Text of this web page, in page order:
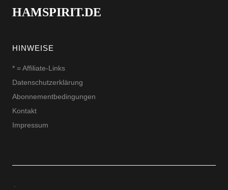
HAMSPIRIT.DE
HINWEISE
* = Affiliate-Links
Datenschutzerklärung
Abonnementbedingungen
Kontakt
Impressum